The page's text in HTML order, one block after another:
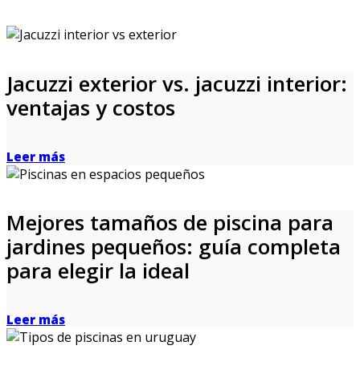
Jacuzzi exterior vs. jacuzzi interior:
ventajas y costos
Leer más
Mejores tamaños de piscina para
jardines pequeños: guía completa
para elegir la ideal
Leer más